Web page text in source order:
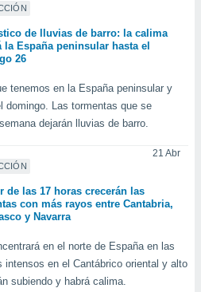
de lluvias de barro: la calima
la España peninsular hasta el
26
tenemos en la España peninsular y
domingo. Las tormentas que se
dejarán lluvias de barro.
21 Abr
de las 17 horas crecerán las
con más rayos entre Cantabria,
y Navarra
en el norte de España en las
intensos en el Cantábrico oriental y alto
subiendo y habrá calima.